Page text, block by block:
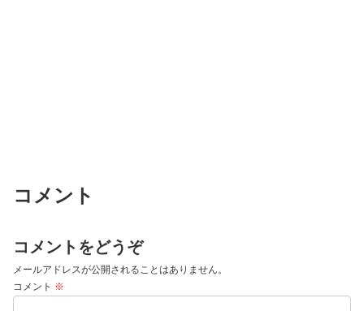
コメント
コメントをどうぞ
メールアドレスが公開されることはありません。
コメント ※